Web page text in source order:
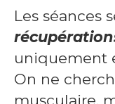
Les séances
uniquement
On ne
musculaire,